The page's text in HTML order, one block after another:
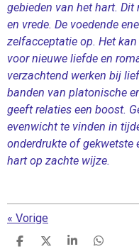
gebieden van het hart.
en vrede. De voedende
zelfacceptatie op. Het
voor nieuwe liefde en
verzachtend werken bij
banden van platonische
geeft relaties een boost.
evenwicht te vinden in
onderdrukte of gekwetste
hart op zachte wijze.
« Vorige
D
D
S
D